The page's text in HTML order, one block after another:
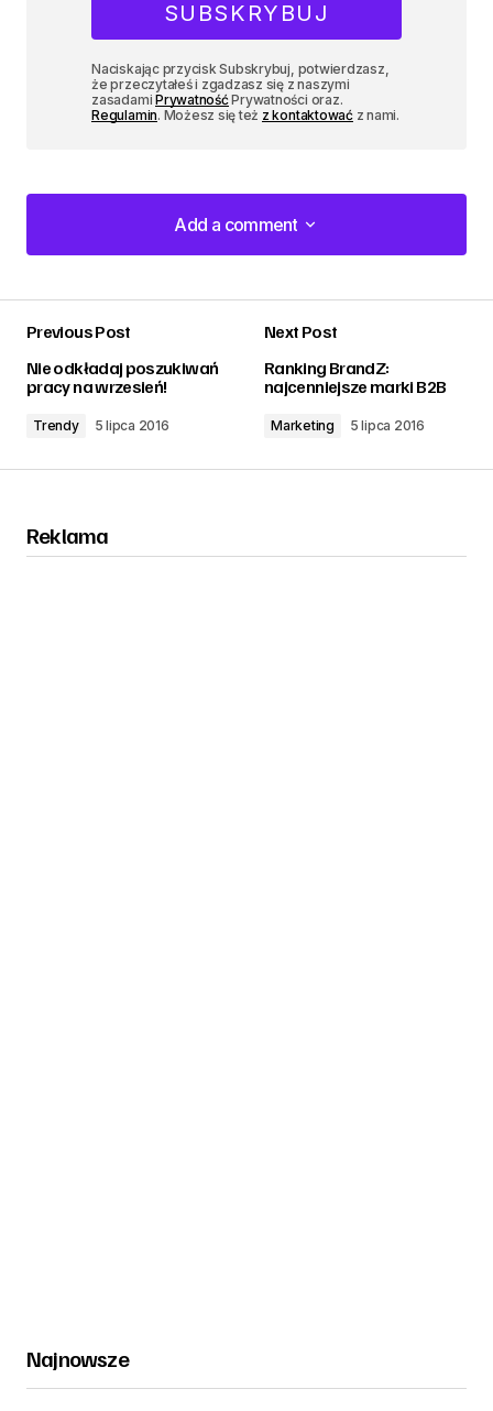
Naciskając przycisk Subskrybuj, potwierdzasz,
że przeczytałeś i zgadzasz się z naszymi
zasadamiPrywatnośćPrywatności oraz.
Regulamin. Możesz się też z kontaktowaćz nami.
Add a comment
Add a comment
Previous Post
Nie odkładaj poszukiwań
pracy na wrzesień!
Trendy 5 lipca 2016
Next Post
Ranking BrandZ:
najcenniejsze marki B2B
Marketing 5 lipca 2016
Reklama
Najnowsze